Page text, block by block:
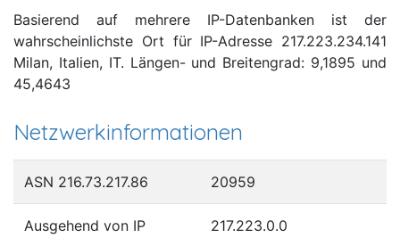
Basierend auf mehrere IP-Datenbanken ist der
wahrscheinlichste Ort für IP-Adresse 217.223.234.141
Milan, Italien, IT. Längen- und Breitengrad: 9,1895 und
45,4643
Netzwerkinformationen
ASN 216.73.217.86 20959
Ausgehend von IP 217.223.0.0